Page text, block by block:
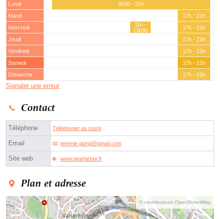
Lundi
0h30 - 21h
Mardi
17h - 21h
Mercredi
11h -
13h30
17h - 21h
Jeudi
17h - 21h
Vendredi
17h - 21h
Samedi
17h - 21h
Dimanche
17h - 21h
Signaler une erreur
Contact
Téléphone Téléphoner au sushi
Email jeremie.giorgiⓐgmail.com
Site web www.pearlarbor.fr
Plan et adresse
© contributeurs OpenStreetMap